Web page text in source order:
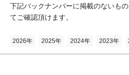
下記バックナンバーに掲載のないも
てご確認頂けます。
2026年 2025年 2024年 2023年